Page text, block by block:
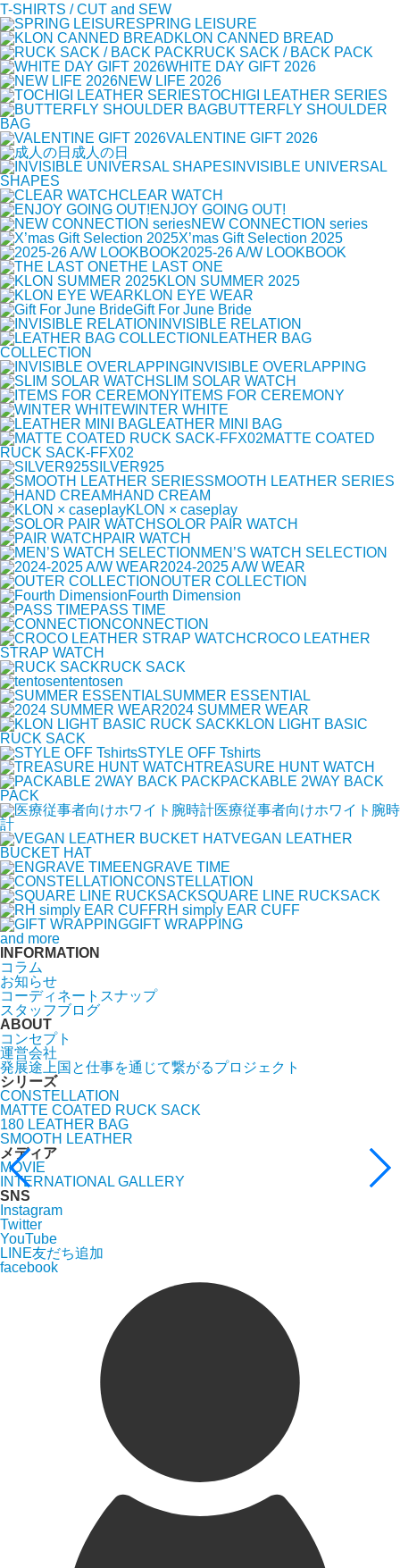
T-SHIRTS / CUT and SEW
SPRING LEISURE
KLON CANNED BREAD
RUCK SACK / BACK PACK
WHITE DAY GIFT 2026
NEW LIFE 2026
TOCHIGI LEATHER SERIES
BUTTERFLY SHOULDER
BAG
VALENTINE GIFT 2026
成人の日
INVISIBLE UNIVERSAL
SHAPES
CLEAR WATCH
ENJOY GOING OUT!
NEW CONNECTION series
X’mas Gift Selection 2025
2025-26 A/W LOOKBOOK
THE LAST ONE
KLON SUMMER 2025
KLON EYE WEAR
Gift For June Bride
INVISIBLE RELATION
LEATHER BAG
COLLECTION
INVISIBLE OVERLAPPING
SLIM SOLAR WATCH
ITEMS FOR CEREMONY
WINTER WHITE
LEATHER MINI BAG
MATTE COATED
RUCK SACK-FFX02
SILVER925
SMOOTH LEATHER SERIES
HAND CREAM
KLON × caseplay
SOLOR PAIR WATCH
PAIR WATCH
MEN’S WATCH SELECTION
2024-2025 A/W WEAR
OUTER COLLECTION
Fourth Dimension
PASS TIME
CONNECTION
CROCO LEATHER
STRAP WATCH
RUCK SACK
tentosen
SUMMER ESSENTIAL
2024 SUMMER WEAR
KLON LIGHT BASIC
RUCK SACK
STYLE OFF Tshirts
TREASURE HUNT WATCH
PACKABLE 2WAY BACK
PACK
医療従事者向けホワイト腕時
計
VEGAN LEATHER
BUCKET HAT
ENGRAVE TIME
CONSTELLATION
SQUARE LINE RUCKSACK
RH simply EAR CUFF
GIFT WRAPPING
and more
INFORMATION
コラム
お知らせ
コーディネートスナップ
スタッフブログ
ABOUT
コンセプト
運営会社
発展途上国と仕事を通じて繋がるプロジェクト
シリーズ
CONSTELLATION
MATTE COATED RUCK SACK
180 LEATHER BAG
SMOOTH LEATHER
メディア
MOVIE
INTERNATIONAL GALLERY
SNS
Instagram
Twitter
YouTube
LINE友だち追加
facebook